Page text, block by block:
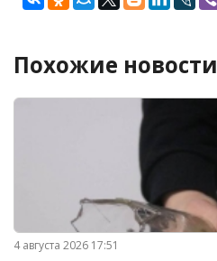
Похожие новости
4 августа 2026 17:51